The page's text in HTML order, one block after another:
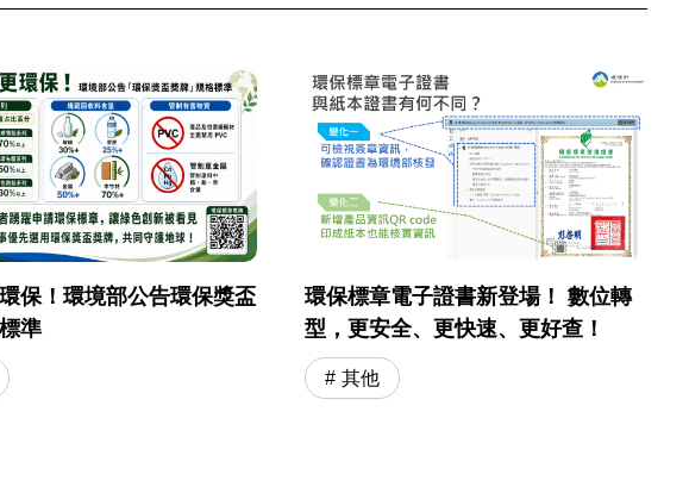
保！環境部公告環保獎盃
準
環保標章電子證書新登場！ 數位轉
型，更安全、更快速、更好查！
其他